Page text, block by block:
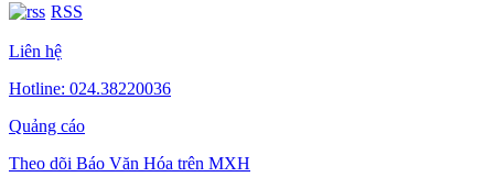
RSS
Liên hệ
Hotline: 024.38220036
Quảng cáo
Theo dõi Báo Văn Hóa trên MXH